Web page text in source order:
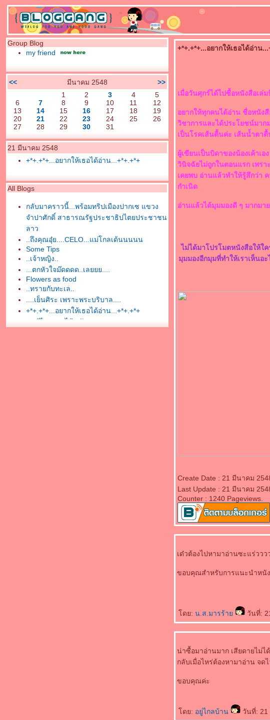
Group Blog
my friend
<< มีนาคม 2548
>>
1
2 3 4
5
6
7 8 9 10 11
12
13
14 15 16 17 18
19
20
21 22 23 24 25
26
27
28 29 30 31
21 มีนาคม 2548
+*+.+*+...อยากให้เธอได้อ่าน...+*+.+*+
All Blogs
กลับมาคราวนี้...พร้อมทริปเมืองปากเซ แขวง
จำปาศักดิ์ สาธารณรัฐประชาธิปไตยประชาชน
ลาว
..ถึงคุณอุ๋ย....CELO...แม่โกลเด้นนนนน
Some Tips
..เจ้าหญิง..
...ตกหัวใจม๊ดดดด..เลยยย....
Flowers as food
..ทรายกับทะเล..
....เย็นศิระ เพราะพระบริบาล....
+*+.+*+...อยากให้เธอได้อ่าน...+*+.+*+
.....รู้ไหมดอกไม้...ยังงดงาม....
+*+.+*+...อยากให้เธอได้อ่าน
เมื่อวันศุกร์ได้ไปซื้อหนังสือเล่ม
อยากให้ทุกคนได้อ่าน ชื่อหนัง
วิชาการและได้ประโยชน์มาก
เป็นโรคเส้นตื้นค่ะ เส้นน้ำตาตื้
ผู้เขียนเป็นบิดาของน้องเค้าเ
วินิจฉัยไม่ถูกในตอนแรก เพร
เคยพบ อ่านแล้วทำให้รู้สึกว่า
กำเนิด
อ่านแล้วได้มุมมองดี ๆ มากมา
ไม่ได้มาโปรโมตหนังสือให้ใ
มุมมองอีกมุมที่ทำให้เราเห็นอ
Create Date : 21 มีนาคม
Last Update : 21 มีนาคม
Counter : 1240 Pageviews.
เด๋วต้องไปหามาอ่านซะแร่ววว
ขอบคุณสำหรับการแนะนำหนัง
ดย: น.ส.มารร้า วันที่:
น่าซื้อมาอ่านมาก เสียดายไม่ไ
กลับเมื่อไหร่ต้องหามาอ่าน จด
ขอบคุณค่ะ
ดย: อยู่ไกลบ้าน วันที่: 21